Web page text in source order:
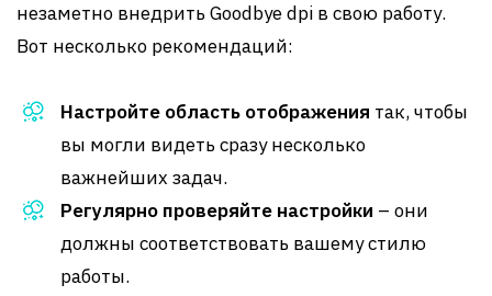
незаметно внедрить Goodbye dpi в свою работу.
Вот несколько рекомендаций:
Настройте область отображения так, чтобы
вы могли видеть сразу несколько
важнейших задач.
Регулярно проверяйте настройки – они
должны соответствовать вашему стилю
работы.